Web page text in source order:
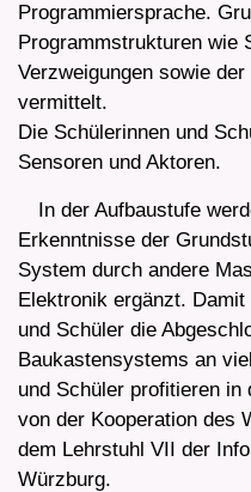
Programmiersprache.
Programmstrukturen wie
Verzweigungen sowie
vermittelt.
Die Schülerinnen und
Sensoren und Aktoren.
In der Aufbaustufe
Erkenntnisse der
System durch andere
Elektronik ergänzt.
und Schüler die
Baukastensystems an
und Schüler profitieren in
von der Kooperation des
dem Lehrstuhl VII der
Würzburg.